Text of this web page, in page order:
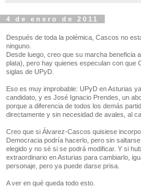
4 de enero de 2011
Después de toda la polémica, Cascos no
ninguno.
Desde luego, creo que su marcha beneficia
plata), pero hay quienes especulan con que
siglas de UPyD.
Eso es muy improbable: UPyD en Asturias
candidato, y es José Ignacio Prendes, un
porque a diferencia de todos los demás
directamente y sin necesidad de avales, al
Creo que si Álvarez-Cascos quisiese
Democracia podría hacerlo, pero sin
elegido y no sé si se podrá modificar. Y si
extraordinario en Asturias para cambiarlo,
personaje, pero ya puede darse prisa.
A ver en qué queda todo esto.